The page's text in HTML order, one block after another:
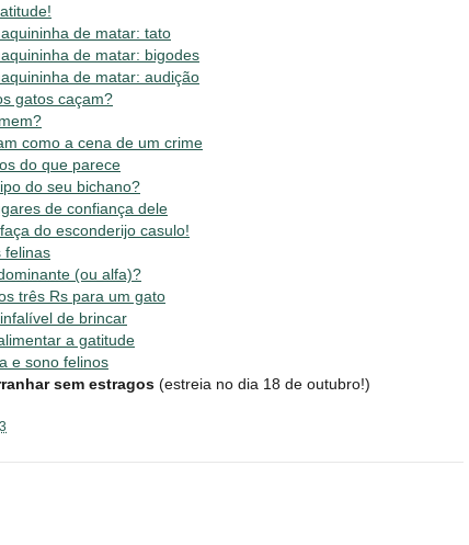
de matar: tato
de matar: bigodes
de matar: audição
gatos caçam?
como a cena de um crime
do que parece
do seu bichano?
de confiança dele
do esconderijo casulo!
felinas
(ou alfa)?
três Rs para um gato
de brincar
a gatitude
e sono felinos
sem estragos (estreia no dia 18 de outubro!)